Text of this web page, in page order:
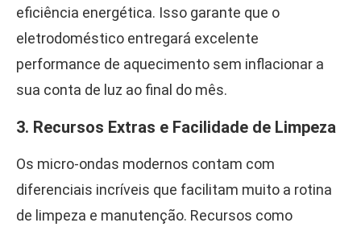
eficiência energética. Isso garante que o
eletrodoméstico entregará excelente
performance de aquecimento sem inflacionar a
sua conta de luz ao final do mês.
3. Recursos Extras e Facilidade de Limpeza
Os micro-ondas modernos contam com
diferenciais incríveis que facilitam muito a rotina
de limpeza e manutenção. Recursos como